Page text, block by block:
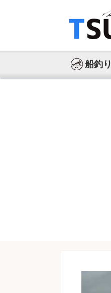
ス
船釣り